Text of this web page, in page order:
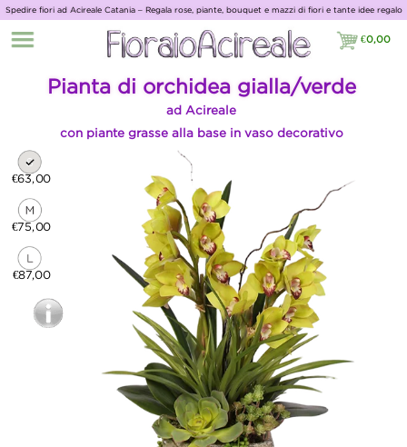
Spedire fiori ad Acireale Catania – Regala rose, piante, bouquet e mazzi di fiori e tante idee regalo
con Giardino Fiorito
€0,00
€0,00
Pianta di orchidea gialla/verde
ad Acireale
con piante grasse alla base in vaso decorativo
€63,00
€75,00
€87,00